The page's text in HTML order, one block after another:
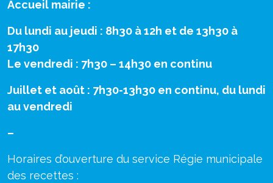
Accueil mairie :
Du lundi au jeudi : 8h30 à 12h et de 13h30 à
17h30
Le vendredi : 7h30 – 14h30 en continu
Juillet et août : 7h30-13h30 en continu, du lundi
au vendredi
–
Horaires d’ouverture du service Régie municipale
des recettes :